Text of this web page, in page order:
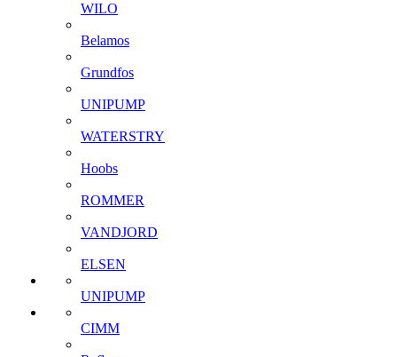
WILO
Belamos
Grundfos
UNIPUMP
WATERSTRY
Hoobs
ROMMER
VANDJORD
ELSEN
UNIPUMP
CIMM